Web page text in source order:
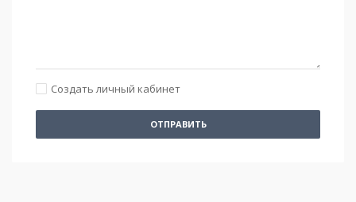
Создать личный кабинет
ОТПРАВИТЬ